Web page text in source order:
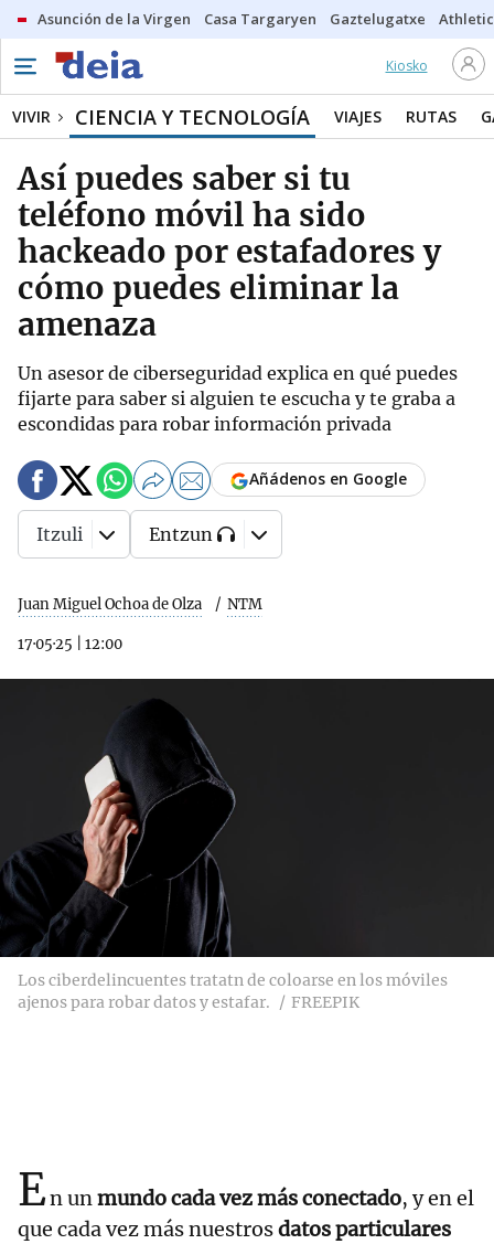
Asunción de la Virgen Casa Targaryen Gaztelugatxe Athletic
Kiosko
VIVIR CIENCIA Y TECNOLOGÍA VIAJES RUTAS
Así puedes saber si tu
teléfono móvil ha sido
hackeado por estafadores y
cómo puedes eliminar la
amenaza
Un asesor de ciberseguridad explica en qué puedes
fijarte para saber si alguien te escucha y te graba a
escondidas para robar información privada
Juan Miguel Ochoa de Olza NTM
17·05·25 12:00
Añádenos en Google
Itzuli Entzun
Los ciberdelincuentes tratatn de coloarse en los móviles
ajenos para robar datos y estafar.
FREEPIK
En unmundo cada vez más conectado, y en el
que cada vez más nuestrosdatos particulares